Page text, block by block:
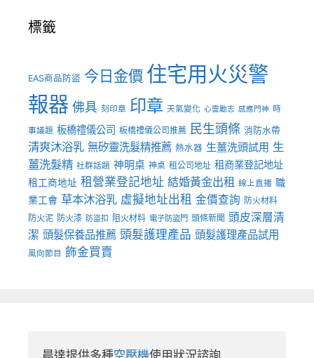
標籤
EAS商品防盜 今日金價 住宅用火災警
報器 佛具 刻印章 印章 天氣變化 心靈勵志 感應門神 時
事議題 板橋禮儀公司 板橋禮儀公司推薦 民生頭條 消防水帶
清爽沐浴乳 無矽靈洗髮精推薦 熱水器 生薑洗頭試用 生
薑洗髮精 社群話題 神明桌 神桌 租公司地址 租商業登記地址
租工商地址 租營業登記地址 結婚黃金出租 線上直播 職
業工會 草本沐浴乳 虛擬地址出租 金價查詢 防火材料
防火泥 防火漆 防盜扣 阻火材料 電子防盜門 頭條新聞 頭皮深層清
潔 頭髮保養品推薦 頭髮護理產品 頭髮護理產品試用
風向節目 飾金買賣
晨達提供多種空壓機使用狀況諮詢